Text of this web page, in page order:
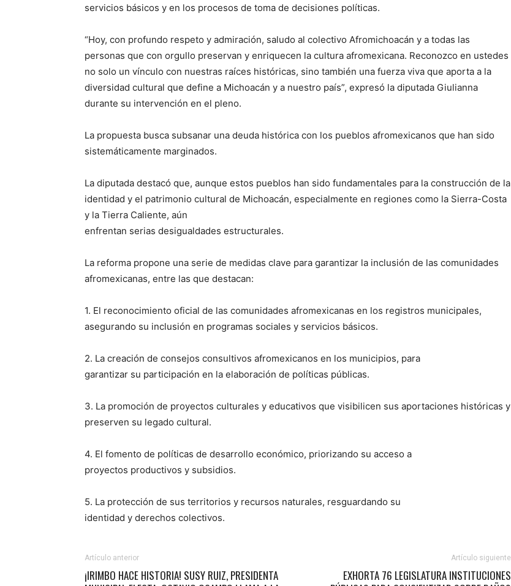
servicios básicos y en los procesos de toma de decisiones políticas.
“Hoy, con profundo respeto y admiración, saludo al colectivo Afromichoacán y a todas las
personas que con orgullo preservan y enriquecen la cultura afromexicana. Reconozco en ustedes
no solo un vínculo con nuestras raíces históricas, sino también una fuerza viva que aporta a la
diversidad cultural que define a Michoacán y a nuestro país”, expresó la diputada Giulianna
durante su intervención en el pleno.
La propuesta busca subsanar una deuda histórica con los pueblos afromexicanos que han sido
sistemáticamente marginados.
La diputada destacó que, aunque estos pueblos han sido fundamentales para la construcción de la
identidad y el patrimonio cultural de Michoacán, especialmente en regiones como la Sierra-Costa
y la Tierra Caliente, aún
enfrentan serias desigualdades estructurales.
La reforma propone una serie de medidas clave para garantizar la inclusión de las comunidades
afromexicanas, entre las que destacan:
1. El reconocimiento oficial de las comunidades afromexicanas en los registros municipales,
asegurando su inclusión en programas sociales y servicios básicos.
2. La creación de consejos consultivos afromexicanos en los municipios, para
garantizar su participación en la elaboración de políticas públicas.
3. La promoción de proyectos culturales y educativos que visibilicen sus aportaciones históricas y
preserven su legado cultural.
4. El fomento de políticas de desarrollo económico, priorizando su acceso a
proyectos productivos y subsidios.
5. La protección de sus territorios y recursos naturales, resguardando su
identidad y derechos colectivos.
Artículo anterior
¡IRIMBO HACE HISTORIA! SUSY RUIZ, PRESIDENTA
Artículo siguiente
EXHORTA 76 LEGISLATURA INSTITUCIONES